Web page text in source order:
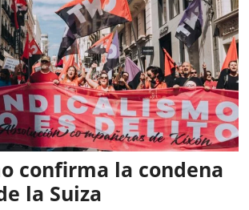
confirma la condena
la Suiza